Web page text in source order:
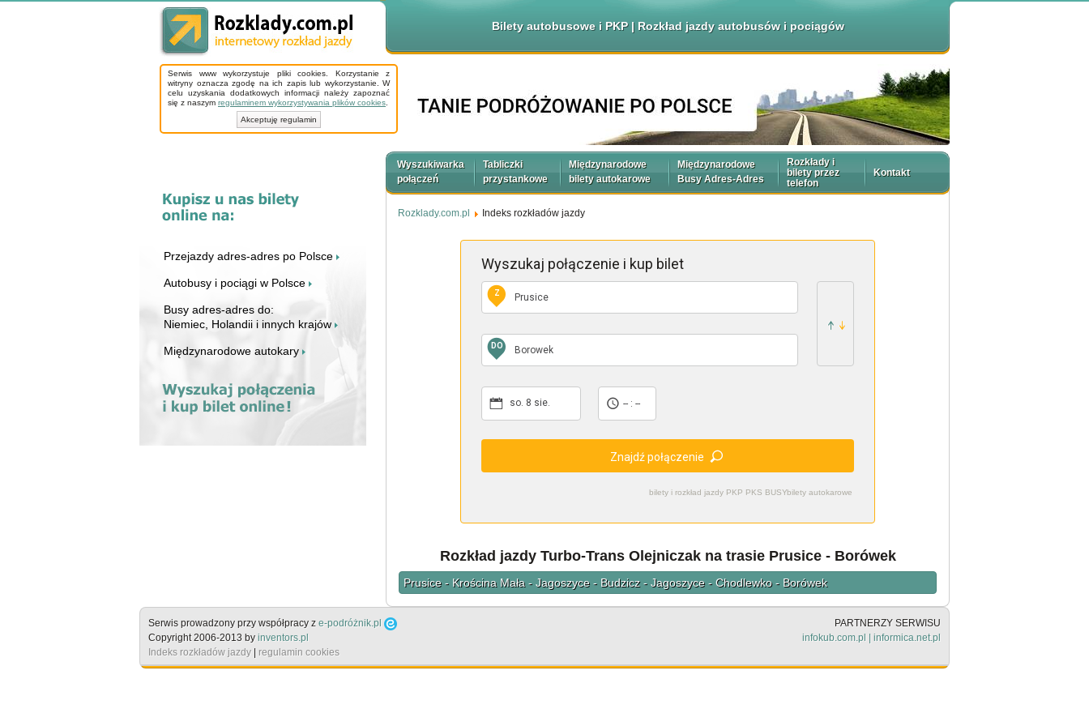
Bilety autobusowe i PKP | Rozkład jazdy autobusów i pociągów
Serwis www wykorzystuje pliki cookies. Korzystanie z
witryny oznacza zgodę na ich zapis lub wykorzystanie. W
celu uzyskania dodatkowych informacji należy zapoznać
się z naszym regulaminem wykorzystywania plików cookies
Akceptuję regulamin
Przejazdy adres-adres po Polsce
Autobusy i pociągi w Polsce
Busy adres-adres do:
Niemiec, Holandii i innych krajów
Międzynarodowe autokary
Wyszukiwarka
połączeń
Tabliczki
przystankowe
Międzynarodowe
bilety autokarowe
Międzynarodowe
Busy Adres-Adres
Rozkłady i
bilety przez
telefon
Kontakt
Rozklady.com.pl Indeks rozkładów jazdy
bilety i rozkład jazdy PKP PKS BUSYbilety autokarowe
Wyszukaj połączenie i kup bilet
Z
DO
so. 8 sie. -- : --
Znajdź połączenie
Rozkład jazdy Turbo-Trans Olejniczak na trasie Prusice - Borówek
Prusice - Krościna Mała - Jagoszyce - Budzicz - Jagoszyce - Chodlewko - Borówek
Serwis prowadzony przy współpracy z e-podróżnik.pl
Copyright 2006-2013 by inventors.pl
Indeks rozkładów jazdy | regulamin cookies
PARTNERZY SERWISU
infokub.com.pl | informica.net.pl